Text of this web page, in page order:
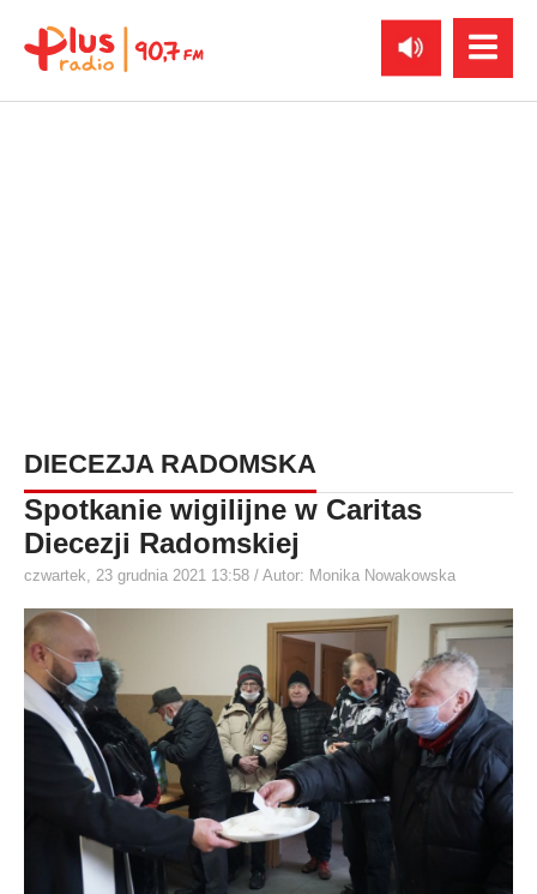
DIECEZJA RADOMSKA
Spotkanie wigilijne w Caritas
Diecezji Radomskiej
czwartek, 23 grudnia 2021 13:58 / Autor: Monika Nowakowska